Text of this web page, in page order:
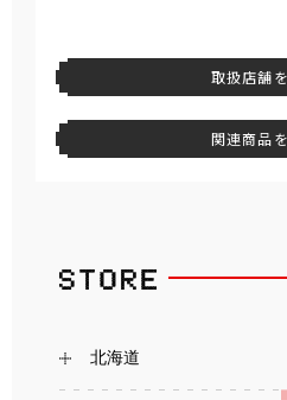
取扱店舗
関連商品
北海道